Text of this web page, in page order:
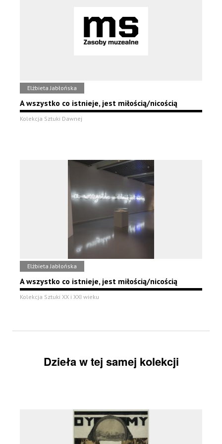
Elżbieta Jabłońska
A wszystko co istnieje, jest miłością/nicością
Kolekcja Sztuki Dawnej
Elżbieta Jabłońska
A wszystko co istnieje, jest miłością/nicością
Kolekcja Sztuki XX i XXI wieku
Dzieła w tej samej kolekcji